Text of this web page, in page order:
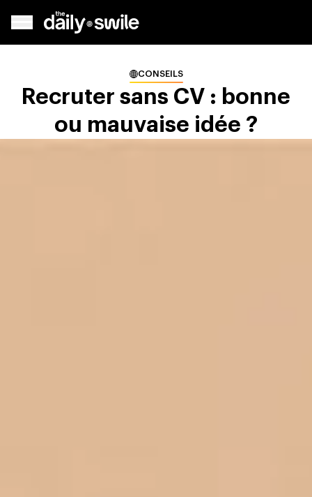
CONSEILS
Recruter sans CV : bonne
ou mauvaise idée ?